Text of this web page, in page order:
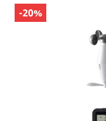
-20%